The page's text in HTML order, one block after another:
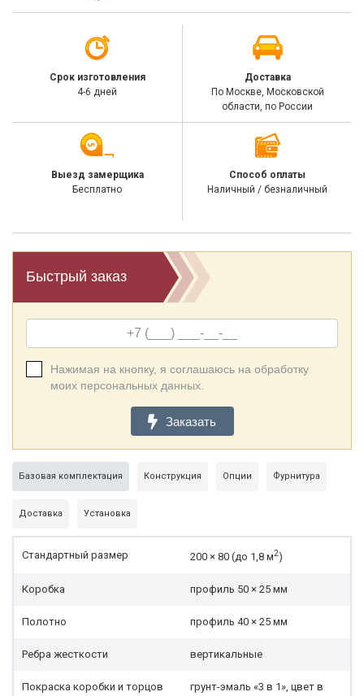
Срок изготовления
4-6 дней
Доставка
По Москве, Московской
области, по России
Выезд замерщика
Бесплатно
Способ оплаты
Наличный / безналичный
Быстрый заказ
Нажимая на кнопку, я соглашаюсь на обработку
моих персональных данных.
Заказать
Базовая комплектация Конструкция Опции Фурнитура
Доставка Установка
Стандартный размер 200 × 80 (до 1,8 м2)
Коробка профиль 50 × 25 мм
Полотно профиль 40 × 25 мм
Ребра жесткости вертикальные
Покраска коробки и торцов
грунт-эмаль «3 в 1», цвет в